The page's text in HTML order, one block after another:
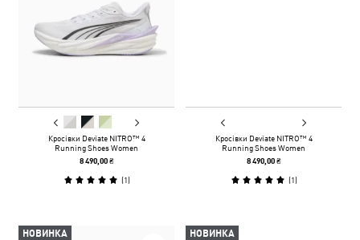
Кросівки Deviate NITRO™ 4
Running Shoes Women
8 490,00 ₴
(1)
Кросівки Deviate NITRO™ 4
Running Shoes Women
8 490,00 ₴
(1)
НОВИНКА НОВИНКА